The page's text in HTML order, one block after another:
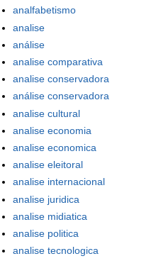
analfabetismo
analise
análise
analise comparativa
analise conservadora
análise conservadora
analise cultural
analise economia
analise economica
analise eleitoral
analise internacional
analise juridica
analise midiatica
analise politica
analise tecnologica